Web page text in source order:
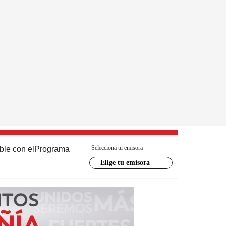
con el Programa Selecciona tu emisora
Elige tu emisora